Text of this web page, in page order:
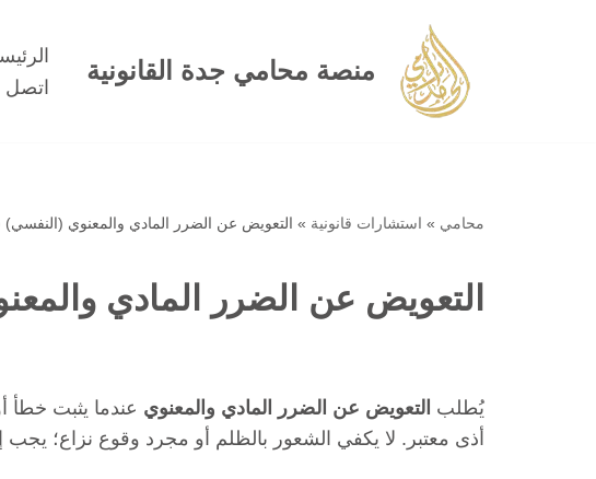
منصة محامي جدة القانونية
اتصل
محامي » استشارات قانونية » التعويض عن الضرر المادي والمعنوي
التعويض عن الضرر المادي
يُطلب التعويض عن الضرر المادي والمعنوي عندما يثبت
أذى معتبر. لا يكفي الشعور بالظلم أو مجرد وقوع نزاع؛ يجب